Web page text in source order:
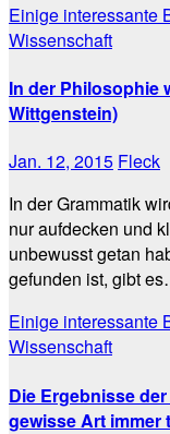
Einige interessante
Wissenschaft
In der Philosophie
Wittgenstein)
Jan. 12, 2015 Fleck
In der Grammatik
nur aufdecken und
unbewusst getan
gefunden ist, gibt
Einige interessante
Wissenschaft
Die Ergebnisse
gewisse Art immer